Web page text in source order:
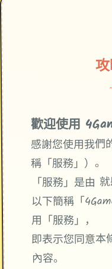
歡迎使用
感謝您使用我們
稱「服務」）。
「服務」是由
以下簡稱「
用「服務」，
即表示您同意本
內容。